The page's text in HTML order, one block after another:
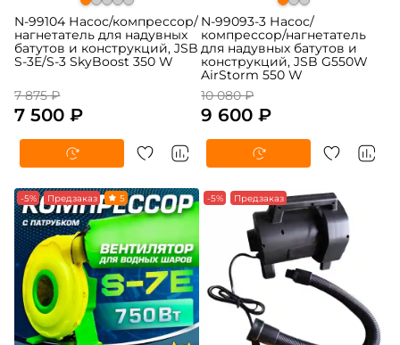
N-99104 Насос/компрессор/
нагнетатель для надувных
батутов и конструкций, JSB
S-3E/S-3 SkyBoost 350 W
7 875 ₽
7 500 ₽
N-99093-3 Насос/
компрессор/нагнетатель
для надувных батутов и
конструкций, JSB G550W
AirStorm 550 W
10 080 ₽
9 600 ₽
-5% Предзаказ 5 -5% Предзаказ